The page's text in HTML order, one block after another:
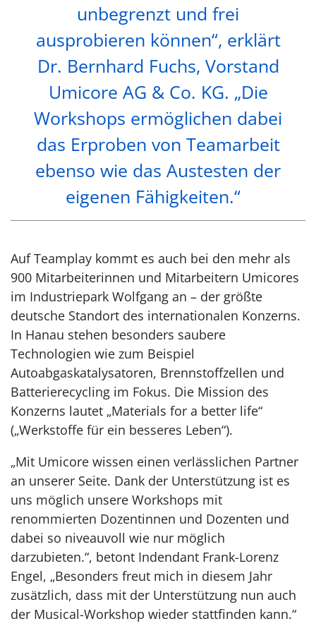
unbegrenzt und frei
ausprobieren können“, erklärt
Dr. Bernhard Fuchs, Vorstand
Umicore AG & Co. KG. „Die
Workshops ermöglichen dabei
das Erproben von Teamarbeit
ebenso wie das Austesten der
eigenen Fähigkeiten.“
Auf Teamplay kommt es auch bei den mehr als
900 Mitarbeiterinnen und Mitarbeitern Umicores
im Industriepark Wolfgang an – der größte
deutsche Standort des internationalen Konzerns.
In Hanau stehen besonders saubere
Technologien wie zum Beispiel
Autoabgaskatalysatoren, Brennstoffzellen und
Batterierecycling im Fokus. Die Mission des
Konzerns lautet „Materials for a better life“
(„Werkstoffe für ein besseres Leben“).
„Mit Umicore wissen einen verlässlichen Partner
an unserer Seite. Dank der Unterstützung ist es
uns möglich unsere Workshops mit
renommierten Dozentinnen und Dozenten und
dabei so niveauvoll wie nur möglich
darzubieten.“, betont Indendant Frank-Lorenz
Engel, „Besonders freut mich in diesem Jahr
zusätzlich, dass mit der Unterstützung nun auch
der Musical-Workshop wieder stattfinden kann.“